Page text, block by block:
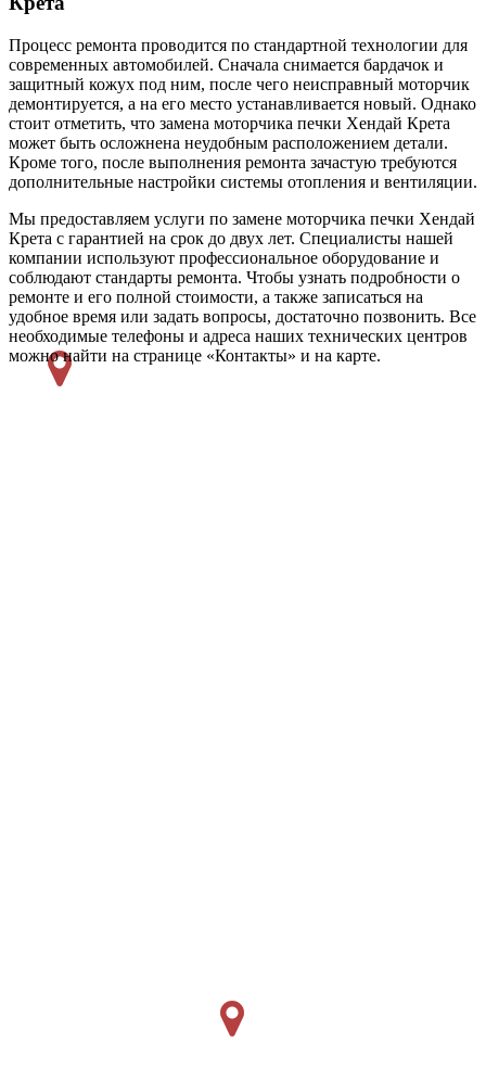
Процесс ремонта проводится по стандартной технологии для
современных автомобилей. Сначала снимается бардачок и
защитный кожух под ним, после чего неисправный моторчик
демонтируется, а на его место устанавливается новый. Однако
стоит отметить, что замена моторчика печки Хендай Крета
может быть осложнена неудобным расположением детали.
Кроме того, после выполнения ремонта зачастую требуются
дополнительные настройки системы отопления и вентиляции.
Мы предоставляем услуги по замене моторчика печки Хендай
Крета с гарантией на срок до двух лет. Специалисты нашей
компании используют профессиональное оборудование и
соблюдают стандарты ремонта. Чтобы узнать подробности о
ремонте и его полной стоимости, а также записаться на
удобное время или задать вопросы, достаточно позвонить. Все
необходимые телефоны и адреса наших технических центров
можно найти на странице «Контакты» и на карте.